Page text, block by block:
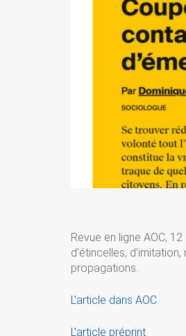
Revue en ligne AOC,
d’étincelles,
propagations.
L’article dans AOC
L’article préprint